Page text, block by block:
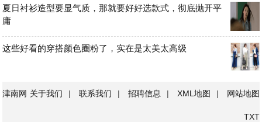
夏日衬衫造型要显气质，那就要好好选款式，彻底抛开平
庸
这些好看的穿搭颜色圈粉了，实在是太美太高级
津南网 关于我们 | 联系我们 | 招聘信息 | XML地图 | 网站地图
TXT